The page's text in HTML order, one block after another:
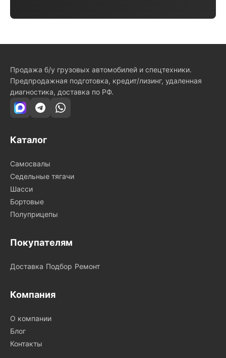
Продажа б/у грузовых автомобилей и спецтехники.
Предпродажная подготовка, кредит/лизинг, удаленная
диагностика, доставка по РФ.
Каталог
Самосвалы
Седельные тягачи
Шасси
Бортовые
Полуприцепы
Покупателям
Доставка Подбор Ремонт
Компания
О компании
Блог
Контакты